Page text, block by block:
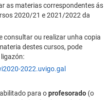
as materias correspondentes ás
2020/21 e 2021/2022 da
consultar ou realizar unha copia
destes cursos, pode
2022.uvigo.gal
para oprofesorado (o